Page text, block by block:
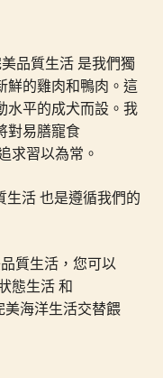
品質生活 是我們獨
鮮的雞肉和鴨肉。這
水平的成犬而設。我
對易膳寵食
求習以為常。
生活 也是遵循我們的
質生活，您可以
態生活 和
海洋生活交替餵